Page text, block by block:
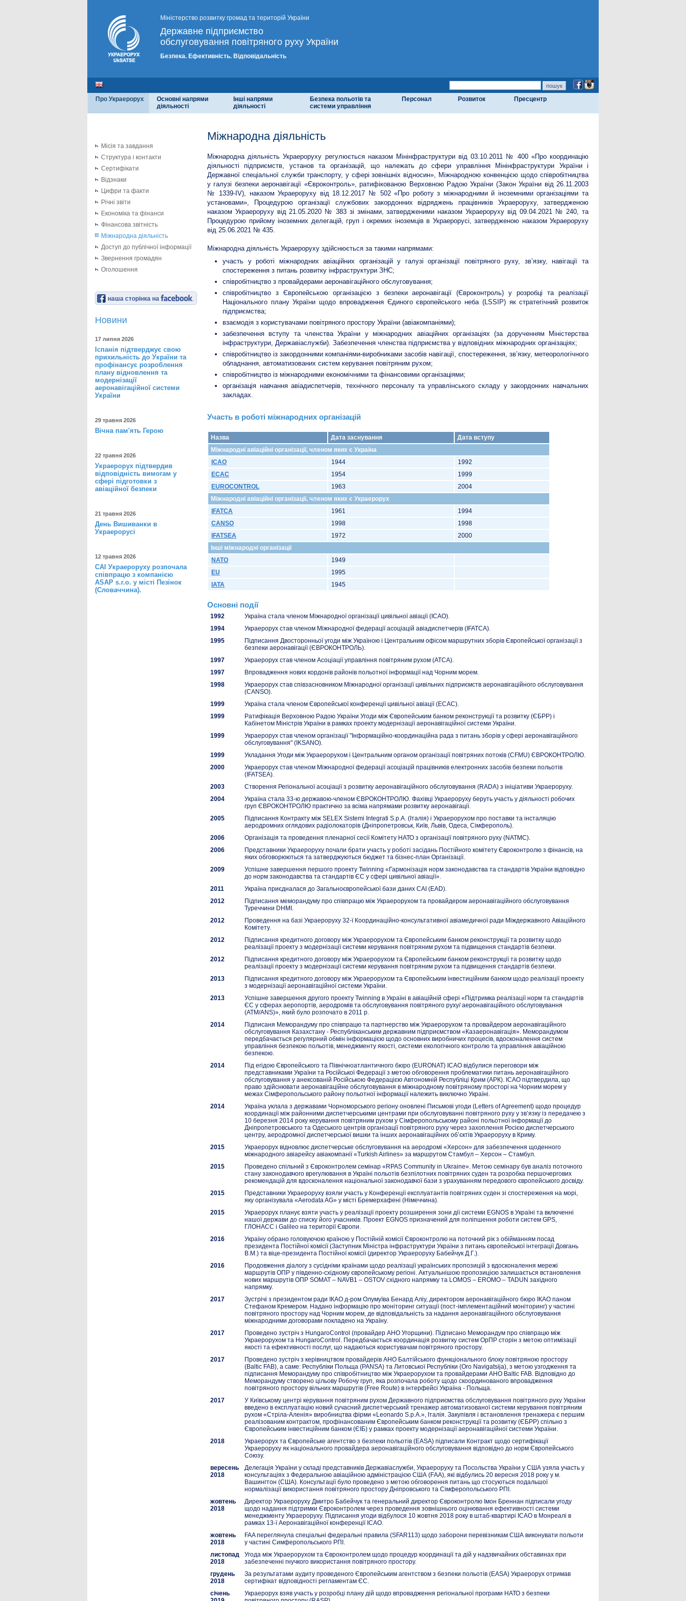
Міністерство розвитку громад та територій України
Державне підприємство
обслуговування повітряного руху України
Безпека. Ефективність. Відповідальність
Про Украерорух
Основні напрями
діяльності
Інші напрями
діяльності
Безпека польотів та
системи управління
Персонал Розвиток Пресцентр
Місія та завдання
Структура і контакти
Сертифікати
Відзнаки
Цифри та факти
Річні звіти
Економіка та фінанси
Фінансова звітність
Міжнародна діяльність
Доступ до публічної інформації
Звернення громадян
Оголошення
наша сторінка на
Новини
17 липня 2026
Іспанія підтверджує свою
прихильність до України та
профінансує розроблення
плану відновлення та
модернізації
аеронавігаційної системи
України
29 травня 2026
Вічна пам'ять Герою
22 травня 2026
Украерорух підтвердив
відповідність вимогам у
сфері підготовки з
авіаційної безпеки
21 травня 2026
День Вишиванки в
Украерорусі
12 травня 2026
САІ Украероруху розпочала
співпрацю з компанією
ASAP s.r.o. у місті Пезінок
(Словаччина).
Міжнародна діяльність
Міжнародна діяльність Украероруху регулюється наказом Мінінфраструктури від 03.10.2011 № 400 «Про координацію
діяльності підприємств, установ та організацій, що належать до сфери управління Мінінфраструктури України і
Державної спеціальної служби транспорту, у сфері зовнішніх відносин», Міжнародною конвенцією щодо співробітництва
у галузі безпеки аеронавігації «Євроконтроль», ратифікованою Верховною Радою України (Закон України від 26.11.2003
№ 1339-IV), наказом Украероруху від 18.12.2017 № 502 «Про роботу з міжнародними й іноземними організаціями та
установами», Процедурою організації службових закордонних відряджень працівників Украероруху, затвердженою
наказом Украероруху від 21.05.2020 № 383 зі змінами, затвердженими наказом Украероруху від 09.04.2021 № 240, та
Процедурою прийому іноземних делегацій, груп і окремих іноземців в Украерорусі, затвердженою наказом Украероруху
від 25.06.2021 № 435.
Міжнародна діяльність Украероруху здійснюється за такими напрямами:
участь у роботі міжнародних авіаційних організацій у галузі організації повітряного руху, зв’язку, навігації та
спостереження з питань розвитку інфраструктури ЗНС;
співробітництво з провайдерами аеронавігаційного обслуговування;
співробітництво з Європейською організацією з безпеки аеронавігації (Євроконтроль) у розробці та реалізації
Національного плану України щодо впровадження Єдиного європейського неба (LSSIP) як стратегічний розвиток
підприємства;
взаємодія з користувачами повітряного простору України (авіакомпаніями);
забезпечення вступу та членства України у міжнародних авіаційних організаціях (за дорученням Міністерства
інфраструктури, Державіаслужби). Забезпечення членства підприємства у відповідних міжнародних організаціях;
співробітництво із закордонними компаніями-виробниками засобів навігації, спостереження, зв’язку, метеорологічного
обладнання, автоматизованих систем керування повітряним рухом;
співробітництво із міжнародними економічними та фінансовими організаціями;
організація навчання авіадиспетчерів, технічного персоналу та управлінського складу у закордонних навчальних
закладах.
Участь в роботі міжнародних організацій
Назва Дата заснування
Дата вступу
Міжнародні авіаційні організації, членом яких є Україна
ICAO
1944
1992
ECAC
1954
1999
EUROCONTROL
1963
2004
Міжнародні авіаційні організації, членом яких є Украерорух
IFATCA
1961
1994
CANSO
1998
1998
IFATSEA
1972
2000
Інші міжнародні організації
NATO
1949
EU
1995
IATA
1945
Основні події
1992
Україна стала членом Міжнародної організації цивільної авіації (ICAO).
1994
Украерорух став членом Міжнародної федерації асоціацій авіадиспетчерів (IFATCA).
1995
Підписання Двосторонньої угоди між Україною і Центральним офісом маршрутних зборів Європейської організації з
безпеки аеронавігації (ЄВРОКОНТРОЛЬ).
1997
Украерорух став членом Асоціації управління повітряним рухом (ATCA).
1997
Впровадження нових кордонів районів польотної інформації над Чорним морем.
1998
Украерорух став співзасновником Міжнародної організації цивільних підприємств аеронавігаційного обслуговування
(CANSO).
1999
Україна стала членом Європейської конференції цивільної авіації (ECAC).
1999
Ратифікація Верховною Радою України Угоди між Європейським банком реконструкції та розвитку (ЄБРР) і
Кабінетом Міністрів України в рамках проекту модернізації аеронавігаційної системи України.
1999
Украерорух став членом організації "Інформаційно-координаційна рада з питань зборів у сфері аеронавігаційного
обслуговування" (IKSANO).
1999
Укладання Угоди між Украерорухом і Центральним органом організації повітряних потоків (CFMU) ЄВРОКОНТРОЛЮ.
2000
Украерорух став членом Міжнародної федерації асоціацій працівників електронних засобів безпеки польотів
(IFATSEA).
2003
Створення Регіональної асоціації з розвитку аеронавігаційного обслуговування (RADA) з ініціативи Украероруху.
2004
Україна стала 33-ю державою-членом ЄВРОКОНТРОЛЮ. Фахівці Украероруху беруть участь у діяльності робочих
груп ЄВРОКОНТРОЛЮ практично за всіма напрямами розвитку аеронавігації.
2005
Підписання Контракту між SELEX Sistemi Integrati S.p.A. (Італія) і Украерорухом про поставки та інсталяцію
аеродромних оглядових радіолокаторів (Дніпропетровськ, Київ, Львів, Одеса, Сімферополь).
2006
Організація та проведення пленарної сесії Комітету НАТО з організації повітряного руху (NATMC).
2006
Представники Украероруху почали брати участь у роботі засідань Постійного комітету Євроконтролю з фінансів, на
яких обговорюються та затверджуються бюджет та бізнес-план Організації.
2009
Успішне завершення першого проекту Twinning «Гармонізація норм законодавства та стандартів України відповідно
до норм законодавства та стандартів ЄС у сфері цивільної авіації».
2011
Україна приєдналася до Загальноєвропейської бази даних САІ (EAD).
2012
Підписання меморандуму про співпрацю між Украерорухом та провайдером аеронавігаційного обслуговування
Туреччини DHMI.
2012
Проведення на базі Украероруху 32-ї Координаційно-консультативної авіамедичної ради Міждержавного Авіаційного
Комітету.
2012
Підписання кредитного договору між Украерорухом та Європейським банком реконструкції та розвитку щодо
реалізації проекту з модернізації системи керування повітряним рухом та підвищення стандартів безпеки.
2012
Підписання кредитного договору між Украерорухом та Європейським банком реконструкції та розвитку щодо
реалізації проекту з модернізації системи керування повітряним рухом та підвищення стандартів безпеки.
2013
Підписання кредитного договору між Украерорухом та Європейським інвестиційним банком щодо реалізації проекту
з модернізації аеронавігаційної системи України.
2013
Успішне завершення другого проекту Twinning в Україні в авіаційній сфері «Підтримка реалізації норм та стандартів
ЄС у сферах аеропортів, аеродромів та обслуговування повітряного руху/ аеронавігаційного обслуговування
(ATM/ANS)», який було розпочато в 2011 р.
2014
Підписаня Меморандуму про співпрацю та партнерство між Украерорухом та провайдером аеронавігаційного
обслуговування Казахстану - Республіканським державним підприємством «Казаеронавігація». Меморандумом
передбачається регулярний обмін інформацією щодо основних виробничих процесів, вдосконалення систем
управління безпекою польотів, менеджменту якості, системи екологічного контролю та управління авіаційною
безпекою.
2014
Під егідою Європейського та Північноатлантичного бюро (EURONAT) ICAO відбулися переговори між
представниками України та Російської Федерації з метою обговорення проблематики питань аеронавігаційного
обслуговування у анексованій Російською Федерацією Автономній Республіці Крим (АРК). ICAO підтвердила, що
право здійснювати аеронавігаційне обслуговування в міжнародному повітряному просторі на Чорним морем у
межах Сімферопольського району польотної інформації належить виключно Україні.
2014
Україна уклала з державами Чорноморського регіону оновлені Письмові угоди (Letters of Agreement) щодо процедур
координації між районними диспетчерськими центрами при обслуговуванні повітряного руху у зв’язку із передачею з
10 березня 2014 року керування повітряним рухом у Сімферопольському районі польотної інформації до
Дніпропетровського та Одеського центрів організації повітряного руху через захоплення Росією диспетчерського
центру, аеродромної диспетчерської вишки та інших аеронавігаційних об’єктів Украероруху в Криму.
2015
Украерорух відновлює диспетчерське обслуговування на аеродромі «Херсон» для забезпечення щоденного
міжнародного авіарейсу авіакомпанії «Turkish Airlines» за маршрутом Стамбул – Херсон – Стамбул.
2015
Проведено спільний з Євроконтролем семінар «RPAS Community in Ukraine». Метою семінару був аналіз поточного
стану законодавчого врегулювання в Україні польотів безпілотних повітряних суден та розробка першочергових
рекомендацій для вдосконалення національної законодавчої бази з урахуванням передового європейського досвіду.
2015
Представники Украероруху взяли участь у Конференції експлуатантів повітряних суден зі спостереження на морі,
яку організувала «Aerodata AG» у місті Бремерхафені (Німеччина).
2015
Украерорух планує взяти участь у реалізації проекту розширення зони дії системи EGNOS в Україні та включенні
нашої держави до списку його учасників. Проект EGNOS призначений для поліпшення роботи систем GPS,
ГЛОНАСС і Galileo на території Європи.
2016
Україну обрано головуючою країною у Постійній комісії Євроконтролю на поточний рік з обійманням посад
президента Постійної комісії (Заступник Міністра інфраструктури України з питань європейської інтеграції Довгань
В.М.) та віце-президента Постійної комісії (директор Украероруху Бабейчук Д.Г.).
2016
Продовження діалогу з сусідніми країнами щодо реалізації українських пропозицій з вдосконалення мережі
маршрутів ОПР у південно-східному європейському регіоні. Актуальнішою пропозицією залишається встановлення
нових маршрутів ОПР SOMAT – NAVB1 – OSTOV східного напрямку та LOMOS – EROMO – TADUN західного
напрямку.
2017
Зустрічі з президентом ради ІКАО д-ром Олумуїва Бенард Аліу, директором аеронавігаційного бюро ІКАО паном
Стефаном Кремером. Надано інформацію про моніторинг ситуації (пост-імплементаційний моніторинг) у частині
повітряного простору над Чорним морем, де відповідальність за надання аеронавігаційного обслуговування
міжнародними договорами покладено на Україну.
2017
Проведено зустріч з HungaroControl (провайдер АНО Угорщини). Підписано Меморандум про співпрацю між
Украерорухом та HungaroControl. Передбачається координація розвитку систем ОрПР сторін з метою оптимізації
якості та ефективності послуг, що надаються користувачам повітряного простору.
2017
Проведено зустріч з керівництвом провайдерів АНО Балтійського функціонального блоку повітряною простору
(Baltic FAB), а саме: Республіки Польща (PANSA) та Литовської Республіки (Oro Navigatsija), з метою узгодження та
підписання Меморандуму про співробітництво між Украерорухом та провайдерами АНО Baltic FAB. Відповідно до
Меморандуму створено цільову Робочу груп, яка розпочала роботу щодо скоординованого впровадження
повітряного простору вільних маршрутів (Free Route) в інтерфейсі Україна - Польща.
2017
У Київському центрі керування повітряним рухом Державного підприємства обслуговування повітряного руху України
введено в експлуатацію новий сучасний диспетчерський тренажер автоматизованої системи керування повітряним
рухом «Стріла-Аленія» виробництва фірми «Leonardo S.p.A.», Італія. Закупівля і встановлення тренажера є першим
реалізованим контрактом, профінансованим Європейським банком реконструкції та розвитку (ЄБРР) спільно з
Європейським інвестиційним банком (ЄІБ) у рамках проекту модернізації аеронавігаційної системи України.
2018
Украерорух та Європейське агентство з безпеки польотів (EASA) підписали Контракт щодо сертифікації
Украероруху як національного провайдера аеронавігаційного обслуговування відповідно до норм Європейського
Союзу.
вересень
2018
Делегація України у складі представників Державіаслужби, Украероруху та Посольства України у США узяла участь у
консультаціях з Федеральною авіаційною адміністрацією США (FАА), які відбулись 20 вересня 2018 року у м.
Вашингтон (США). Консультації було проведено з метою обговорення питань що стосуються подальшої
нормалізації використання повітряного простору Дніпровського та Сімферопольського РПІ.
жовтень
2018
Директор Украероруху Дмитро Бабейчук та генеральний директор Євроконтролю Імон Бреннан підписали угоду
щодо надання підтримки Євроконтролем через проведення зовнішнього оцінювання ефективності системи
менеджменту Украероруху. Підписання угоди відбулося 10 жовтня 2018 року в штаб-квартирі ІСАО в Монреалі в
рамках 13-ї Аеронавігаційної конференції ІСАО.
жовтень
2018
FAA переглянула спеціальні федеральні правила (SFAR113) щодо заборони перевізникам США виконувати польоти
у частині Симферопольського РПІ.
листопад
2018
Угода між Украерорухом та Євроконтролем щодо процедур координації та дій у надзвичайних обставинах при
забезпеченні гнучкого використання повітряного простору.
грудень
2018
За результатами аудиту проведеного Європейським агентством з безпеки польотів (EASA) Украерорух отримав
сертифікат відповідності регламентам ЄС.
січень
Украерорух взяв участь у розробці плану дій щодо впровадження регіональної програми НАТО з безпеки